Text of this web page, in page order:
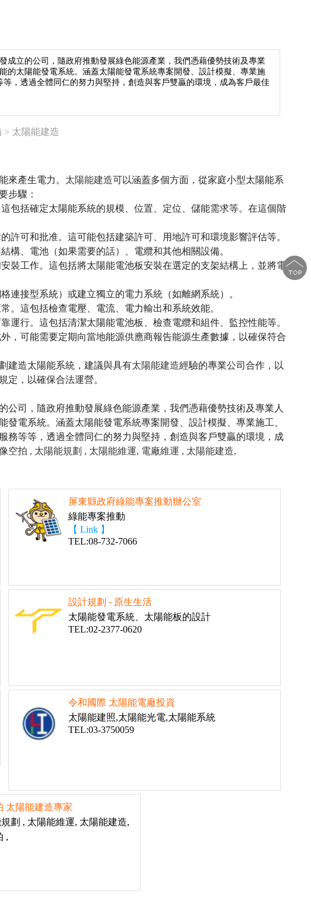
成立的公司，隨政府推動發展綠色能源產業，我們憑藉優勢技術及專業
的太陽能發電系統。涵蓋太陽能發電系統專案開發、設計模擬、專業施
，透過全體同仁的努力與堅持，創造與客戶雙贏的環境，成為客戶最佳
> 太陽能建造
來產生電力。 太陽能建造可以涵蓋多個方面，從家庭小型太陽能系
步驟：
包括確定太陽能系統的規模、位置、定位、儲能需求等。在這個階
許可和批准。這可能包括建築許可、用地許可和環境影響評估等。
構、電池（如果需要的話）、電纜和其他相關設備。
裝工作。這包括將太陽能電池板安裝在選定的支架結構上，並將電
連接型系統）或建立獨立的電力系統（如離網系統）。
。這包括檢查電壓、電流、電力輸出和系統效能。
運行。這包括清潔太陽能電池板、檢查電纜和組件、監控性能等。
，可能需要定期向當地能源供應商報告能源生產數據，以確保符合
建造太陽能系統，建議與具有太陽能建造經驗的專業公司合作，以
定，以確保合法運營。
公司，隨政府推動發展綠色能源產業，我們憑藉優勢技術及專業人
電系統。涵蓋太陽能發電系統專案開發、設計模擬、專業施工、
務等等，透過全體同仁的努力與堅持，創造與客戶雙贏的環境，成
空拍 , 太陽能規劃 , 太陽能維運, 電廠維運 , 太陽能建造,
屏東縣政府綠能專案推動辦公室
綠能專案推動
【 Link 】
TEL:08-732-7066
設計規劃 - 原生生活
太陽能發電系統、太陽能板的設計
TEL:02-2377-0620
令和國際 太陽能電廠投資
太陽能建照,太陽能光電,太陽能系統
TEL:03-3750059
太陽能建造專家
劃 , 太陽能維運, 太陽能建造,
,